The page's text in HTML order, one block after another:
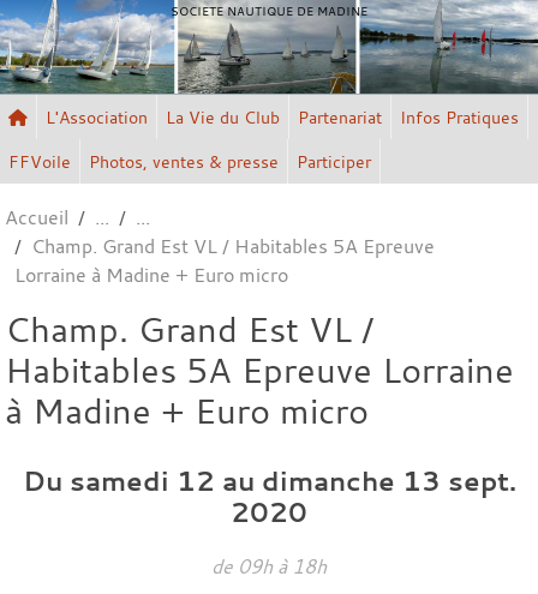
SOCIETE NAUTIQUE DE MADINE
L'Association La Vie du Club Partenariat
Infos Pratiques
FFVoile
Photos, ventes & presse Participer
Accueil
Champ. Grand Est VL / Habitables 5A Epreuve
Lorraine à Madine + Euro micro
Champ. Grand Est VL /
Habitables 5A Epreuve Lorraine
à Madine + Euro micro
Du samedi 12 au dimanche 13 sept.
2020
de 09h à 18h
Panneau de gestion des cookies